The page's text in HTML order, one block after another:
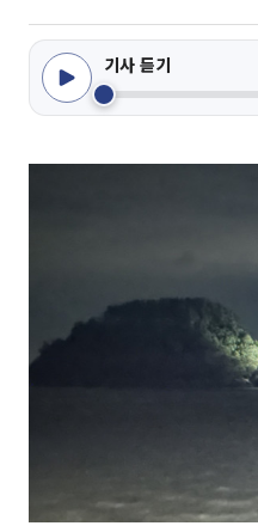
기사 듣기